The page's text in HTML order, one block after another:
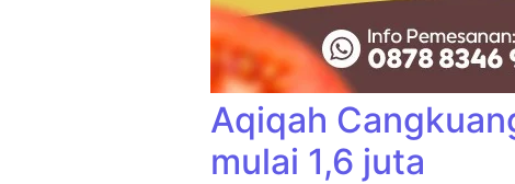
Aqiqah
mulai 1,6 juta